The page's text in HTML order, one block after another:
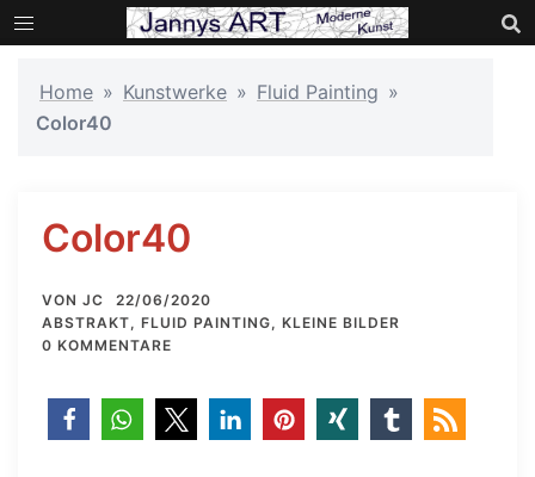
Zum
Inhalt
Home » Kunstwerke » Fluid Painting »
Color40
Color40
VON JC
22/06/2020
ABSTRAKT, FLUID PAINTING, KLEINE BILDER
0 KOMMENTARE